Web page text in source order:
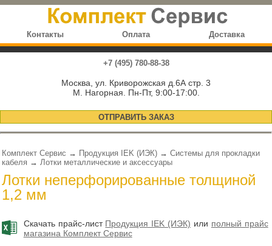
Контакты Оплата Доставка
+7 (495) 780-88-38
Москва, ул. Криворожская д.6А стр. 3
М. Нагорная. Пн-Пт, 9:00-17:00.
ОТПРАВИТЬ ЗАКАЗ
Комплект Сервис → Продукция IEK (ИЭК)→ Системы для прокладки
кабеля → Лотки металлические и аксессуары
Лотки неперфорированные толщиной
1,2 мм
Скачать прайс-лист Продукция IEK (ИЭК) или полный прайс
магазина Комплект Сервис